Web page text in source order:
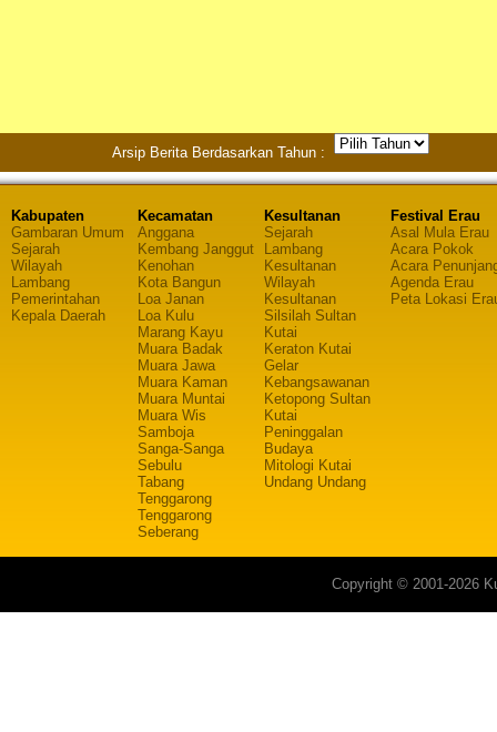
Arsip Berita Berdasarkan Tahun :
Kabupaten
Gambaran Umum
Sejarah
Wilayah
Lambang
Pemerintahan
Kepala Daerah
Kecamatan
Anggana
Kembang Janggut
Kenohan
Kota Bangun
Loa Janan
Loa Kulu
Marang Kayu
Muara Badak
Muara Jawa
Muara Kaman
Muara Muntai
Muara Wis
Samboja
Sanga-Sanga
Sebulu
Tabang
Tenggarong
Tenggarong
Seberang
Kesultanan
Sejarah
Lambang
Kesultanan
Wilayah
Kesultanan
Silsilah Sultan
Kutai
Keraton Kutai
Gelar
Kebangsawanan
Ketopong Sultan
Kutai
Peninggalan
Budaya
Mitologi Kutai
Undang Undang
Festival Erau
Asal Mula Erau
Acara Pokok
Acara
Agenda Erau
Peta Lokasi
Copyright © 2001-2026